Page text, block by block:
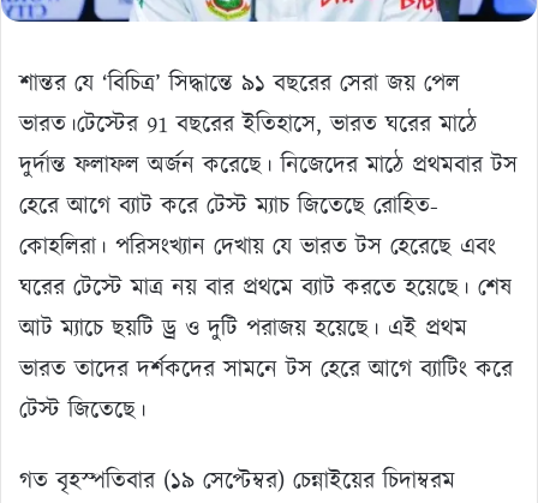
শান্তর যে ‘বিচিত্র’ সিদ্ধান্তে ৯১ বছরের সেরা জয় পেল
ভারত।টেস্টের 91 বছরের ইতিহাসে, ভারত ঘরের মাঠে
দুর্দান্ত ফলাফল অর্জন করেছে। নিজেদের মাঠে প্রথমবার টস
হেরে আগে ব্যাট করে টেস্ট ম্যাচ জিতেছে রোহিত-
কোহলিরা। পরিসংখ্যান দেখায় যে ভারত টস হেরেছে এবং
ঘরের টেস্টে মাত্র নয় বার প্রথমে ব্যাট করতে হয়েছে। শেষ
আট ম্যাচে ছয়টি ড্র ও দুটি পরাজয় হয়েছে। এই প্রথম
ভারত তাদের দর্শকদের সামনে টস হেরে আগে ব্যাটিং করে
টেস্ট জিতেছে।
গত বৃহস্পতিবার (১৯ সেপ্টেম্বর) চেন্নাইয়ের চিদাম্বরম